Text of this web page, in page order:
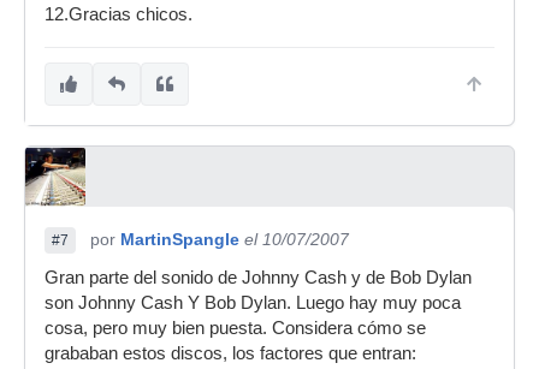
12.Gracias chicos.
#7 por MartinSpangle el 10/07/2007
Gran parte del sonido de Johnny Cash y de Bob Dylan
son Johnny Cash Y Bob Dylan. Luego hay muy poca
cosa, pero muy bien puesta. Considera cómo se
grababan estos discos, los factores que entran: